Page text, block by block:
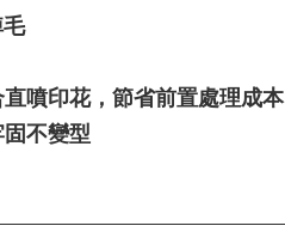
噴印花，節省前置處理成本
不變型